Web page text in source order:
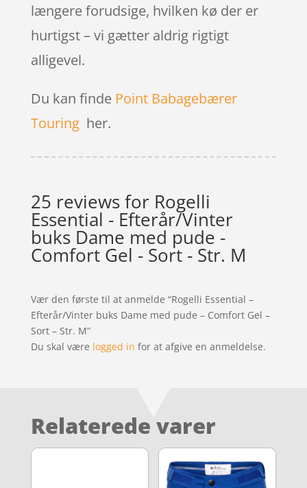
længere forudsige, hvilken kø der er
hurtigst – vi gætter aldrig rigtigt
alligevel.
Du kan finde Point Babagebærer
Touringher.
25 reviews for Rogelli
Essential - Efterår/Vinter
buks Dame med pude -
Comfort Gel - Sort - Str. M
Vær den første til at anmelde “Rogelli Essential –
Efterår/Vinter buks Dame med pude – Comfort Gel –
Sort – Str. M”
Du skal være logged in for at afgive en anmeldelse.
Relaterede varer